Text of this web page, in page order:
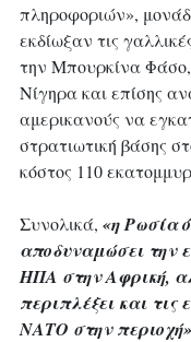
πληροφοριών»,
εκδίωξαν τις
την Μπουρκίνα
Νίγηρα και επίσης
αμερικανούς να
στρατιωτική βάσης
κόστος 110
Συνολικά, «η Ρωσία
αποδυναμώσει την
ΗΠΑ στην Αφρική,
περιπλέξει και τις
ΝΑΤΟ στην περιοχή»